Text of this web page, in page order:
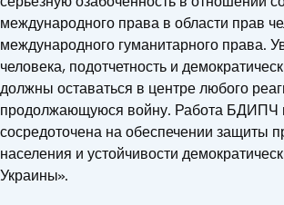
международного права в области прав
международного гуманитарного права.
человека, подотчетность и
должны оставаться в центре любого
продолжающуюся войну. Работа БДИПЧ
сосредоточена на обеспечении защиты
населения и устойчивости
Украины».